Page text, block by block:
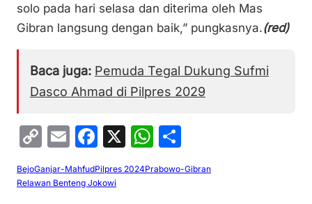
solo pada hari selasa dan diterima oleh Mas
Gibran langsung dengan baik,” pungkasnya.(red)
Baca juga: Pemuda Tegal Dukung Sufmi
Dasco Ahmad di Pilpres 2029
C
o
p
E
m
ai
F
a
c
X
W
h
at
h
ar
BejoGanjar-MahfudPilpres 2024Prabowo-Gibran
Relawan Benteng Jokowi